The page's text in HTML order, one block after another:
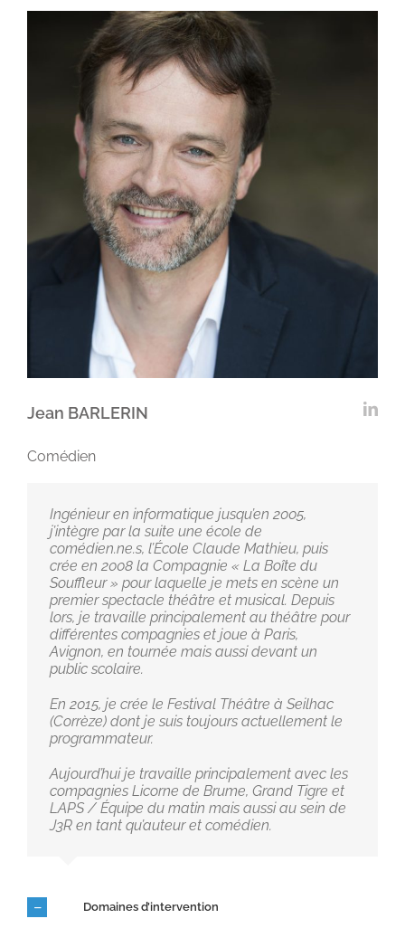
Jean BARLERIN
Comédien
Ingénieur en informatique jusqu’en 2005,
j’intègre par la suite une école de
comédien.ne.s, l’École Claude Mathieu, puis
crée en 2008 la Compagnie « La Boîte du
Souffleur » pour laquelle je mets en scène un
premier spectacle théâtre et musical. Depuis
lors, je travaille principalement au théâtre pour
différentes compagnies et joue à Paris,
Avignon, en tournée mais aussi devant un
public scolaire.
En 2015, je crée le Festival Théâtre à Seilhac
(Corrèze) dont je suis toujours actuellement le
programmateur.
Aujourd’hui je travaille principalement avec les
compagnies Licorne de Brume, Grand Tigre et
LAPS / Équipe du matin mais aussi au sein de
J3R en tant qu’auteur et comédien.
Domaines d’intervention